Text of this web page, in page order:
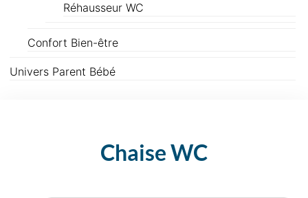
Réhausseur WC
Confort Bien-être
Univers Parent Bébé
Chaise WC